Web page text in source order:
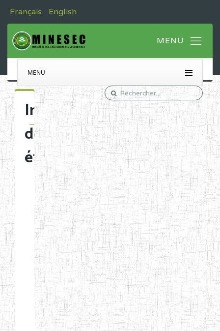
Français English
MENU
Immatriculation
des
établissements
Etablissements
d'enseignement
normal
ENI